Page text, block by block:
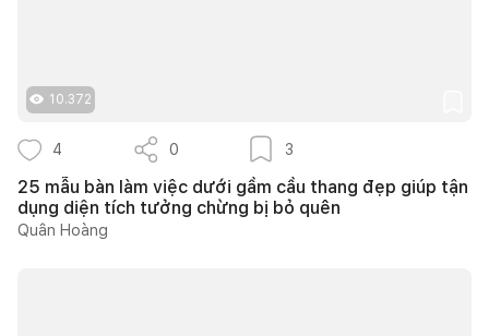
10.372
4 0 3
25 mẫu bàn làm việc dưới gầm cầu thang đẹp giúp tận
dụng diện tích tưởng chừng bị bỏ quên
Quân Hoàng